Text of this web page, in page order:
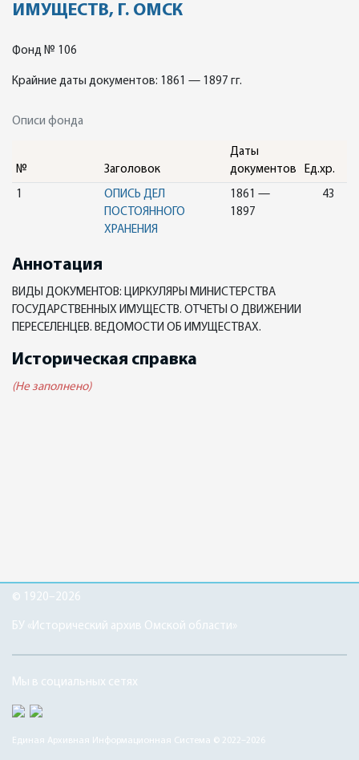
ИМУЩЕСТВ, Г. ОМСК
Фонд № 106
Крайние даты документов: 1861 — 1897 гг.
Описи фонда
№ Заголовок
Даты
документов
Ед.хр.
1
ОПИСЬ ДЕЛ
ПОСТОЯННОГО
ХРАНЕНИЯ
1861 —
1897
43
Аннотация
ВИДЫ ДОКУМЕНТОВ: ЦИРКУЛЯРЫ МИНИСТЕРСТВА
ГОСУДАРСТВЕННЫХ ИМУЩЕСТВ. ОТЧЕТЫ О ДВИЖЕНИИ
ПЕРЕСЕЛЕНЦЕВ. ВЕДОМОСТИ ОБ ИМУЩЕСТВАХ.
Историческая справка
(Не заполнено)
© 1920–2026
БУ «Исторический архив Омской области»
Мы в социальных сетях
Единая Архивная Информационная Система © 2022–2026